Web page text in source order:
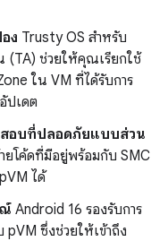
ง Trusty OS สำหรับ
(TA) ช่วยให้คุณเรียกใช้
ใน VM ที่ได้รับการ
ปเดต
สอบที่ปลอดภัยแบบส่วน
โค้ดที่มีอยู่พร้อมกับ SMC
ได้
ณ์ Android 16 รองรับการ
ซึ่งช่วยให้เข้าถึง